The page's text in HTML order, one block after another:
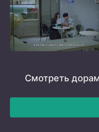
Смотреть